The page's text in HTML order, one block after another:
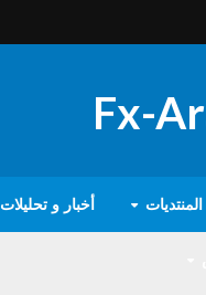
المنتديات أخبار و تحليلات